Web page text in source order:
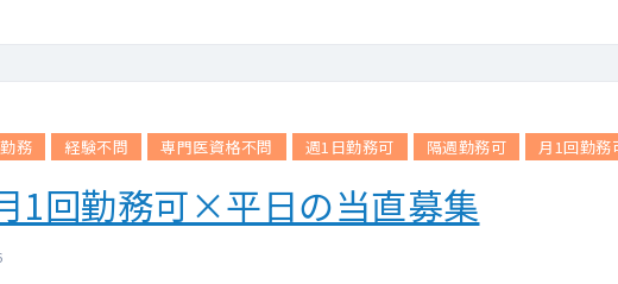
務 経験不問 専門医資格不問 週1日勤務可 隔週勤務可 月1回勤務
1回勤務可×平日の当直募集